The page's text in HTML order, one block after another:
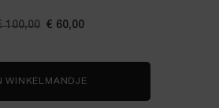
prijs
100,00 Nieuwe prijs
€ 60,00
WINKELMANDJE